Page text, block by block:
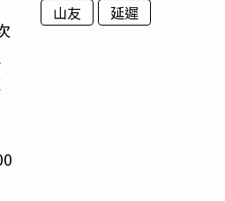
山友
延遲